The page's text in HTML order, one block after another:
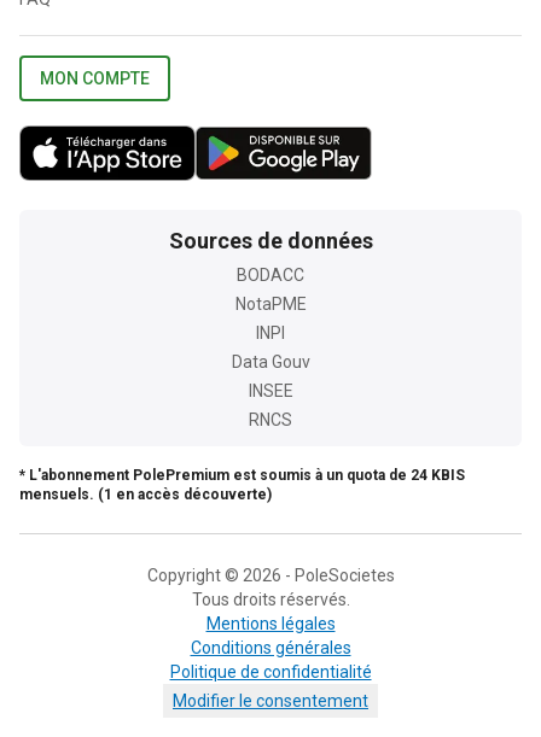
MON COMPTE
Sources de données
BODACC
NotaPME
INPI
Data Gouv
INSEE
RNCS
* L'abonnement PolePremium est soumis à un quota de 24 KBIS
mensuels. (1 en accès découverte)
Copyright © 2026 - PoleSocietes
Tous droits réservés.
Mentions légales
Conditions générales
Politique de confidentialité
Modifier le consentement